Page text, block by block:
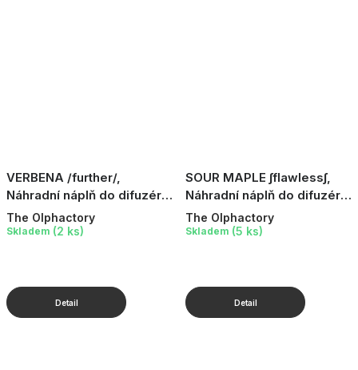
VERBENA /further/,
Náhradní náplň do difuzéru,
250 ml
The Olphactory
Skladem (2 ks)
SOUR MAPLE ∫flawless∫,
Náhradní náplň do difuzéru,
250 ml
The Olphactory
Skladem (5 ks)